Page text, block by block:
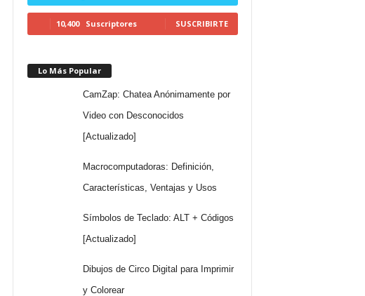
10,400 Suscriptores SUSCRIBIRTE
Lo Más Popular
CamZap: Chatea Anónimamente por
Video con Desconocidos
[Actualizado]
Macrocomputadoras: Definición,
Características, Ventajas y Usos
Símbolos de Teclado: ALT + Códigos
[Actualizado]
Dibujos de Circo Digital para Imprimir
y Colorear